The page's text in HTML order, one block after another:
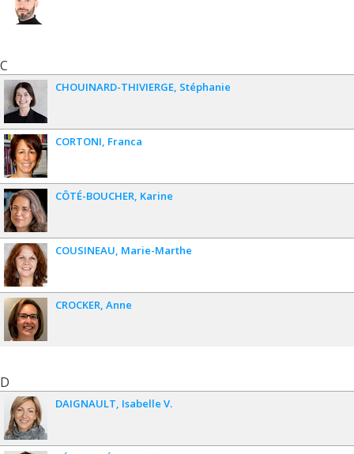
C
CHOUINARD-THIVIERGE Stéphanie
CORTONI Franca
CÔTÉ-BOUCHER Karine
COUSINEAU Marie-Marthe
CROCKER Anne
D
DAIGNAULT Isabelle V.